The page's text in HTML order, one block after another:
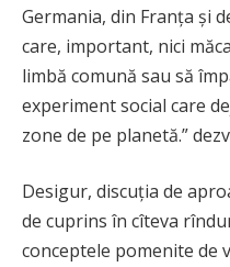
Germania, din Franța și
care, important, nici
limbă comună sau să
experiment social care
zone de pe planetă.”
Desigur, discuția de
de cuprins în cîteva
conceptele pomenite